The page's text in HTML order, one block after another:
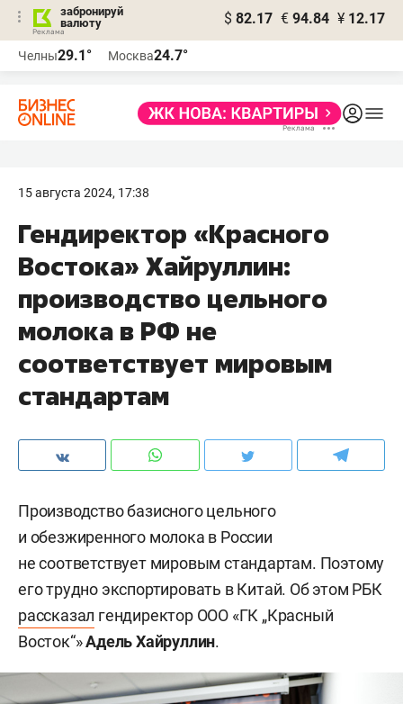
забронируй
валюту
$ 82.17 € 94.84 ¥ 12.17
Челны29.1° Москва24.7°
15 августа 2024, 17:38
Гендиректор «Красного
Востока» Хайруллин:
производство цельного
молока в РФ не
соответствует мировым
стандартам
Производство базисного цельного
и обезжиренного молока в России
не соответствует мировым стандартам. Поэтому
его трудно экспортировать в Китай. Об этом РБК
рассказал гендиректор ООО «ГК „Красный
Восток“»Адель Хайруллин.